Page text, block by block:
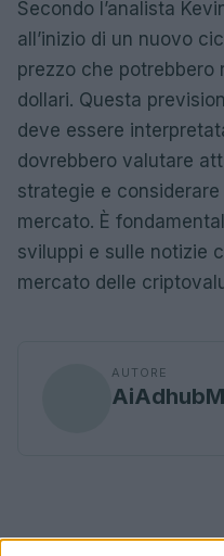
Secondo l’analista
all’inizio di un nuovo
prezzo che potrebbero
dollari. Questa
deve essere
dovrebbero valutare
strategie e
mercato. È
sviluppi e sulle notizie
mercato delle
AUTORE